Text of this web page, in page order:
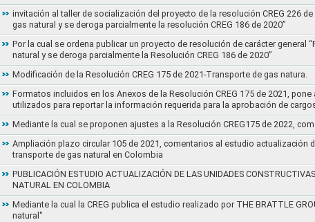
invitación al taller de socialización del proyecto de la resolución CREG 226
gas natural y se deroga parcialmente la resolución CREG 186 de 2020”
Por la cual se ordena publicar un proyecto de resolución de carácter
natural y se deroga parcialmente la Resolución CREG 186 de 2020”
Modificación de la Resolución CREG 175 de 2021-Transporte de gas natura.
Formatos incluidos en los Anexos de la Resolución CREG 175 de 2021,
utilizados para reportar la información requerida para la aprobación de
Mediante la cual se proponen ajustes a la Resolución CREG175 de 2022,
Ampliación plazo circular 105 de 2021, comentarios al estudio
transporte de gas natural en Colombia
PUBLICACIÓN ESTUDIO ACTUALIZACIÓN DE LAS UNIDADES
NATURAL EN COLOMBIA
Mediante la cual la CREG publica el estudio realizado por THE BRATTLE
natural"